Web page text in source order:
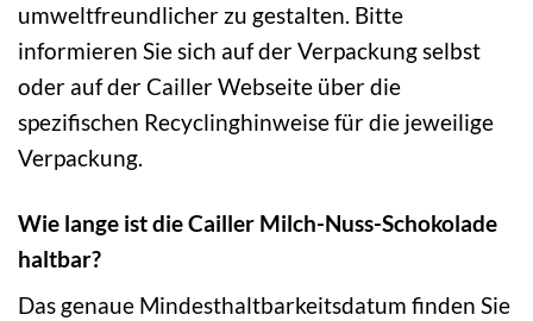
umweltfreundlicher zu gestalten. Bitte
informieren Sie sich auf der Verpackung selbst
oder auf der Cailler Webseite über die
spezifischen Recyclinghinweise für die jeweilige
Verpackung.
Wie lange ist die Cailler Milch-Nuss-Schokolade
haltbar?
Das genaue Mindesthaltbarkeitsdatum finden Sie